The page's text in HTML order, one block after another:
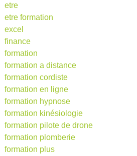
etre
etre formation
excel
finance
formation
formation a distance
formation cordiste
formation en ligne
formation hypnose
formation kinésiologie
formation pilote de drone
formation plomberie
formation plus